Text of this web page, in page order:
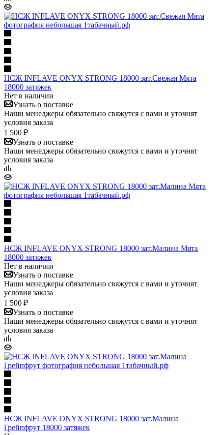
НСЖ INFLAVE ONYX STRONG 18000 зат.Свежая Мята
18000 затяжек
Нет в наличии
Узнать о поставке
Наши менеджеры обязательно свяжутся с вами и уточнят
условия заказа
1 500 ₽
Узнать о поставке
Наши менеджеры обязательно свяжутся с вами и уточнят
условия заказа
НСЖ INFLAVE ONYX STRONG 18000 зат.Малина Мята
18000 затяжек
Нет в наличии
Узнать о поставке
Наши менеджеры обязательно свяжутся с вами и уточнят
условия заказа
1 500 ₽
Узнать о поставке
Наши менеджеры обязательно свяжутся с вами и уточнят
условия заказа
НСЖ INFLAVE ONYX STRONG 18000 зат.Малина
Грейпфрут 18000 затяжек